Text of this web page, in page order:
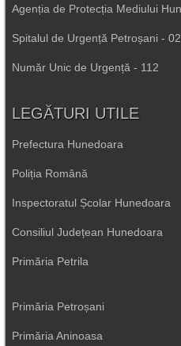
Agenția de Protecția Mediului
Spitalul de Urgență Petroșani -
Număr Unic de Urgență - 112
LEGĂTURI UTILE
Prefectura Hunedoara
Poliția Română
Inspectoratul Școlar Hunedoara
Consiliul Județean Hunedoara
Primăria Petrila
Primăria Petroșani
Primăria Aninoasa